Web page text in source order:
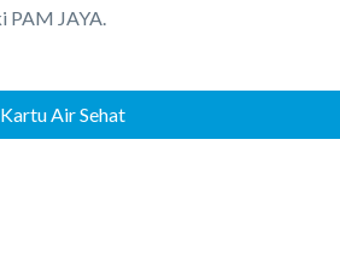
PAM JAYA.
Air Sehat